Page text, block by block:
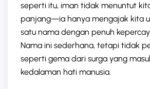
seperti itu, iman tidak menuntut
panjang—ia hanya mengajak kita
satu nama dengan penuh
Nama ini sederhana, tetapi tidak
seperti gema dari surga yang
kedalaman hati manusia.